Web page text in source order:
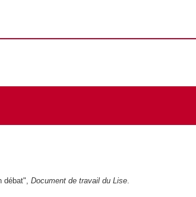
débat", Document de travail du Lise.